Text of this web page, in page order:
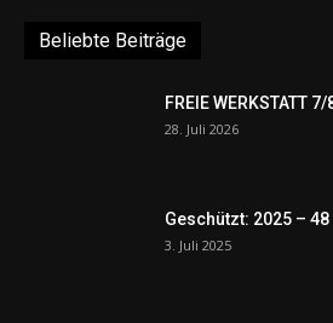
Beliebte Beiträge
FREIE WERKSTATT
28. Juli 2026
Geschützt: 2025 – 48
3. Juli 2025